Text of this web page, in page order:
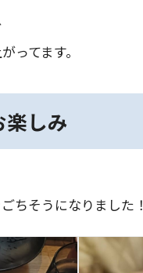
ってます。
楽しみ
ちそうになりました！